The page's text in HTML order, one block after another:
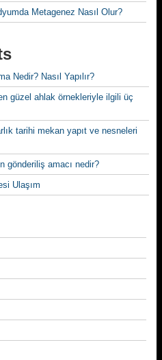
Metagenez Nasıl Olur?
Nedir? Nasıl Yapılır?
güzel ahlak örnekleriyle ilgili üç
tarihi mekan yapıt ve nesneleri
gönderiliş amacı nedir?
Ulaşım